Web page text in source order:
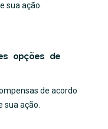
sua ação.
opções de
de acordo
sua ação.